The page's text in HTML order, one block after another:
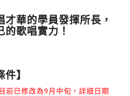
華的學員發揮所長，
歌唱實力！
】
目前已修改為9月中旬，詳細日期